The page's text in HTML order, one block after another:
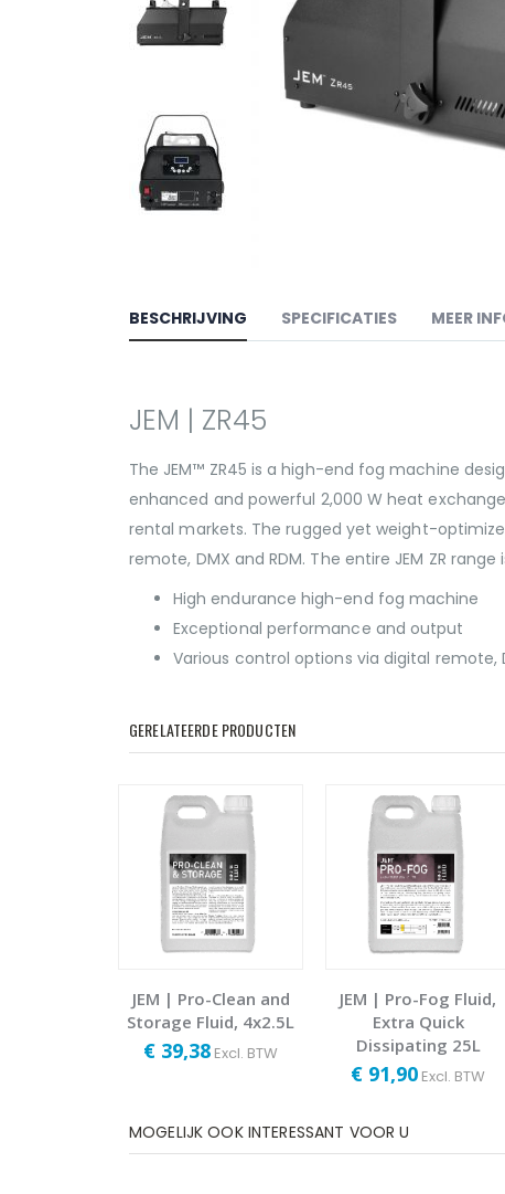
BESCHRIJVING
JEM | ZR45
The JEM™ ZR45 is a high-end fog machine
enhanced and powerful 2,000 W heat
rental markets. The rugged yet weight-
remote, DMX and RDM. The entire JEM ZR
High endurance high-end fog machine
Exceptional performance and output
Various control options via digital remote,
SPECIFICATIES MEER
GERELATEERDE PRODUCTEN
JEM | Pro-Clean and
Storage Fluid, 4x2.5L
€ 39,38 Excl. BTW
JEM | Pro-Fog Fluid,
Extra Quick
Dissipating 25L
€ 91,90 Excl. BTW
MOGELIJK OOK INTERESSANT VOOR U